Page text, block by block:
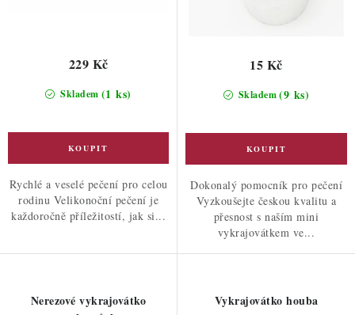
Skladem (1 ks)
229 Kč
Rychlé a veselé pečení pro celou
rodinu Velikonoční pečení je
každoročně příležitostí, jak si...
Skladem(9 ks)
15 Kč
Dokonalý pomocník pro pečení
Vyzkoušejte českou kvalitu a
přesnost s naším mini
vykrajovátkem ve...
Nerezové vykrajovátko
Vykrajovátko houba